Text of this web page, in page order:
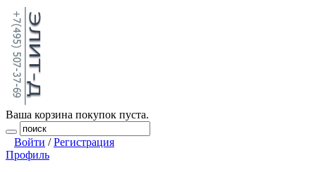
Ваша корзина покупок пуста.
Войти /Регистрация
Профиль